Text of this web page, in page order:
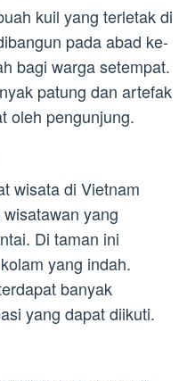
kuil yang terletak di
pada abad ke-
bagi warga setempat.
patung dan artefak
oleh pengunjung.
wisata di Vietnam
yang
Di taman ini
yang indah.
banyak
yang dapat diikuti.